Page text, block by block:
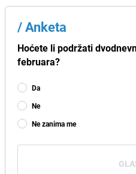
/Anketa
Hoćete li podržati
februara?
Da
Ne
Ne zanima me